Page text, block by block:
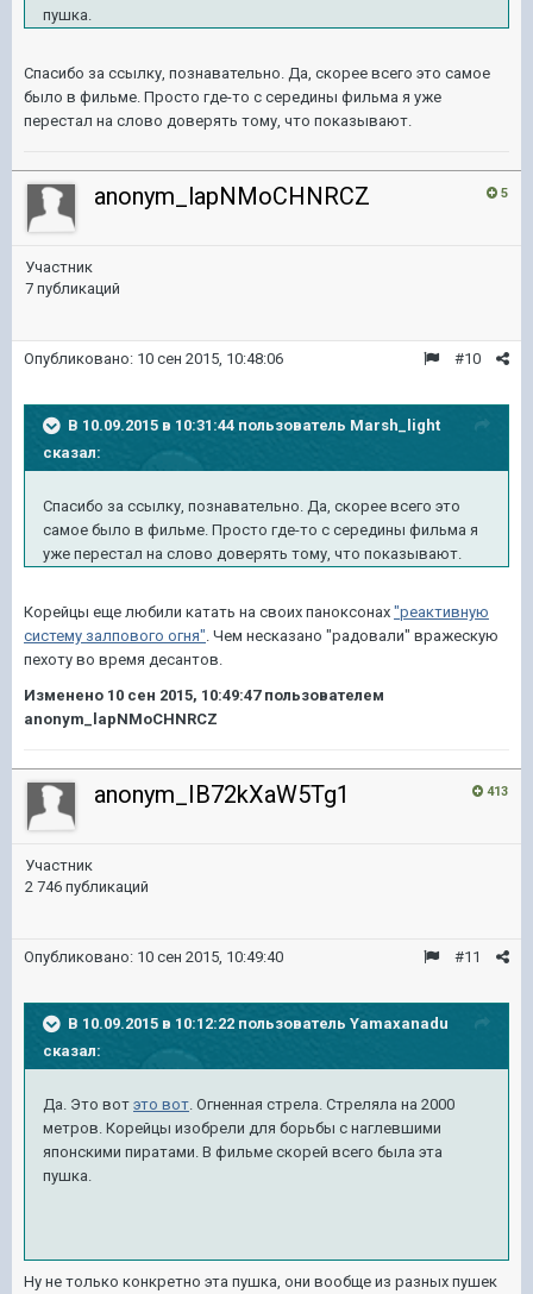
пушка.
Спасибо за ссылку, познавательно. Да, скорее всего это самое
было в фильме. Просто где-то с середины фильма я уже
перестал на слово доверять тому, что показывают.
5
anonym_lapNMoCHNRCZ
Участник
7 публикаций
#10
Опубликовано: 10 сен 2015, 10:48:06
В 10.09.2015 в 10:31:44 пользователь Marsh_light
сказал:
Спасибо за ссылку, познавательно. Да, скорее всего это
самое было в фильме. Просто где-то с середины фильма я
уже перестал на слово доверять тому, что показывают.
Корейцы еще любили катать на своих паноксонах "реактивную
систему залпового огня" . Чем несказано "радовали" вражескую
пехоту во время десантов.
Изменено 10 сен 2015, 10:49:47пользователем
anonym_lapNMoCHNRCZ
413
anonym_IB72kXaW5Tg1
Участник
2 746 публикаций
#11
Опубликовано: 10 сен 2015, 10:49:40
В 10.09.2015 в 10:12:22 пользователь Yamaxanadu
сказал:
Да. Это вот это вот . Огненная стрела. Стреляла на 2000
метров. Корейцы изобрели для борьбы с наглевшими
японскими пиратами. В фильме скорей всего была эта
пушка.
Ну не только конкретно эта пушка, они вообще из разных пушек